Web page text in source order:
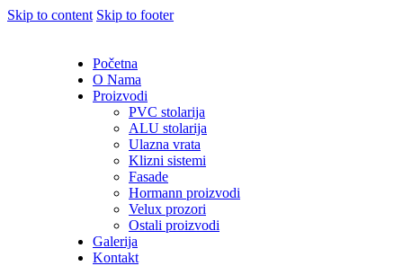
Skip to content Skip to footer
Početna
O Nama
Proizvodi
PVC stolarija
ALU stolarija
Ulazna vrata
Klizni sistemi
Fasade
Hormann proizvodi
Velux prozori
Ostali proizvodi
Galerija
Kontakt